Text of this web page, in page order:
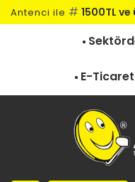
Antenci ile # 1500TL ve
E-